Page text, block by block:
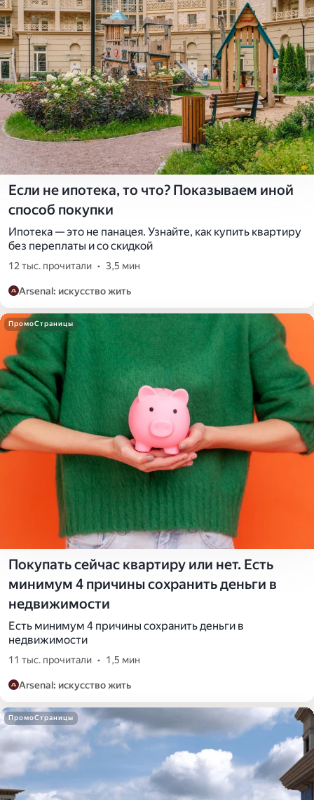
Если не ипотека, то что? Показываем иной
способ покупки
Ипотека — это не панацея. Узнайте, как купить квартиру
без переплаты и со скидкой
12 тыс. прочитали • 3,5 мин
Arsenal: искусство жить
ПромоСтраницы
Покупать сейчас квартиру или нет. Есть
минимум 4 причины сохранить деньги в
недвижимости
Есть минимум 4 причины сохранить деньги в
недвижимости
11 тыс. прочитали • 1,5 мин
Arsenal: искусство жить
ПромоСтраницы